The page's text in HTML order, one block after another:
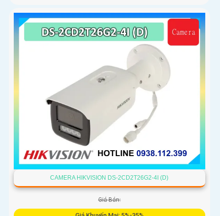
CAMERA HIKVISION DS-2CD2T26G2-4I (D)
Giá Bán: